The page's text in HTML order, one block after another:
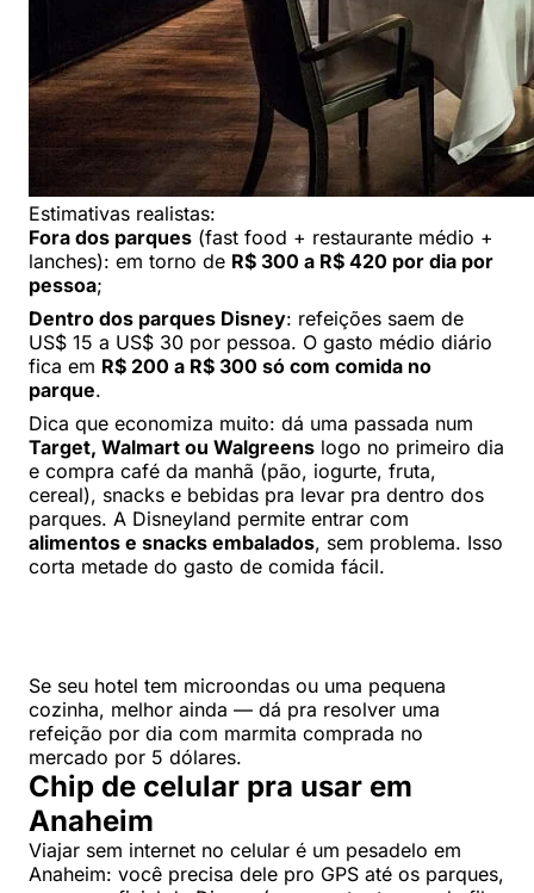
Estimativas realistas:
Fora dos parques (fast food + restaurante médio +
lanches): em torno de R$ 300 a R$ 420 por dia por
pessoa;
Dentro dos parques Disney: refeições saem de
US$ 15 a US$ 30 por pessoa. O gasto médio diário
fica em R$ 200 a R$ 300 só com comida no
parque.
Dica que economiza muito: dá uma passada num
Target, Walmart ou Walgreens logo no primeiro dia
e compra café da manhã (pão, iogurte, fruta,
cereal), snacks e bebidas pra levar pra dentro dos
parques. A Disneyland permite entrar com
alimentos e snacks embalados, sem problema. Isso
corta metade do gasto de comida fácil.
Se seu hotel tem microondas ou uma pequena
cozinha, melhor ainda — dá pra resolver uma
refeição por dia com marmita comprada no
mercado por 5 dólares.
Chip de celular pra usar em
Anaheim
Viajar sem internet no celular é um pesadelo em
Anaheim: você precisa dele pro GPS até os parques,